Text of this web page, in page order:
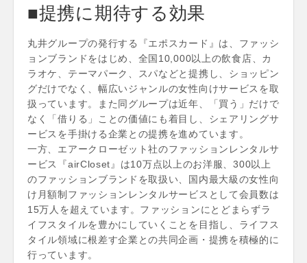
■提携に期待する効果
丸井グループの発行する『エポスカード』は、ファッシ
ョンブランドをはじめ、全国10,000以上の飲食店、カ
ラオケ、テーマパーク、スパなどと提携し、ショッピン
グだけでなく、幅広いジャンルの女性向けサービスを取
扱っています。また同グループは近年、「買う」だけで
なく「借りる」ことの価値にも着目し、シェアリングサ
ービスを手掛ける企業との提携を進めています。
一方、エアークローゼット社のファッションレンタルサ
ービス『airCloset』は10万点以上のお洋服、300以上
のファッションブランドを取扱い、国内最大級の女性向
け月額制ファッションレンタルサービスとして会員数は
15万人を超えています。ファッションにとどまらずラ
イフスタイルを豊かにしていくことを目指し、ライフス
タイル領域に根差す企業との共同企画・提携を積極的に
行っています。